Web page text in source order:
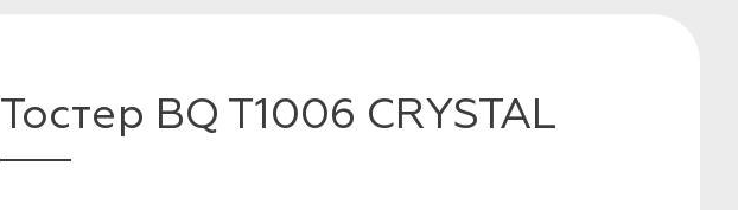
Тостер BQ T1006 CRYSTAL